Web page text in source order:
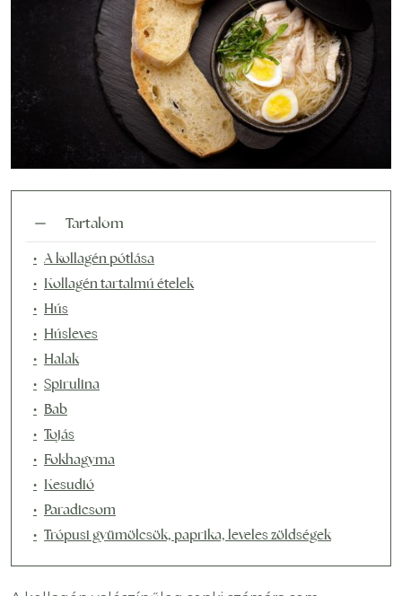
Tartalom
A kollagén pótlása
Kollagén tartalmú ételek
Hús
Húsleves
Halak
Spirulina
Bab
Tojás
Fokhagyma
Kesudió
Paradicsom
Trópusi gyümölcsök, paprika, leveles zöldségek